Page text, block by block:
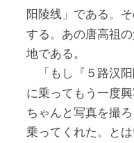
阳陵线 」である。
する。あの唐高祖
地である。
「もし『 ５路汉
に乗ってもう一度
ちゃんと写真を撮
乗ってくれた。と